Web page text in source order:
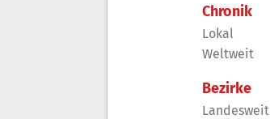
Chronik
Lokal
Weltweit
Bezirke
Landesweit